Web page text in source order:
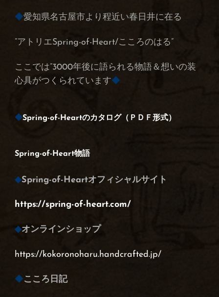
◆愛知県名古屋市より程近い春日井に在る
”アトリエSpring-of-Heart/こころのはる”
ここでは”3000年後に語られる物語＆想いの装
心具がつくられています◆
◆Spring-of-Heartのカタログ（ＰＤＦ形式）
Spring-of-Heart物語
◆Spring-of-Heartオフィシャルサイト
https://spring-of-heart.com/
◆オンラインショップ
https://kokoronoharu.handcrafted.jp/
◆こころ日記